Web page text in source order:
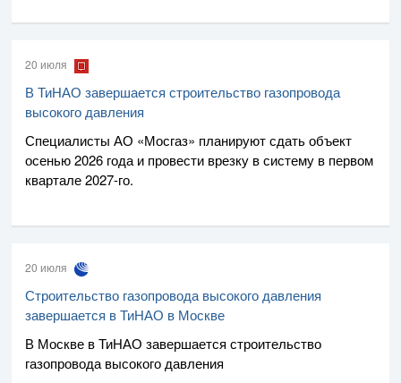
20 июля
В ТиНАО завершается строительство газопровода
высокого давления
Специалисты АО «Мосгаз» планируют сдать объект
осенью 2026 года и провести врезку в систему в первом
квартале2027-го.
20 июля
Строительство газопровода высокого давления
завершается в ТиНАО в Москве
В Москве в ТиНАО завершается строительство
газопровода высокого давления